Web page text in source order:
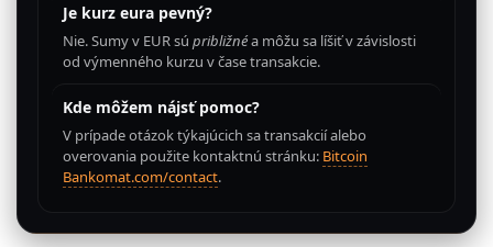
Je kurz eura pevný?
Nie. Sumy v EUR sú približnéa môžu sa líšiť v závislosti
od výmenného kurzu v čase transakcie.
Kde môžem nájsť pomoc?
V prípade otázok týkajúcich sa transakcií alebo
overovania použite kontaktnú stránku: Bitcoin
Bankomat.com/contact.